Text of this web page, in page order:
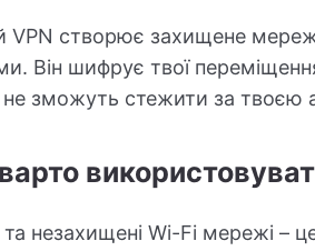
створює захищене
Він шифрує твої
зможуть стежити за твоєю
та незахищені Wi-Fi мережі –